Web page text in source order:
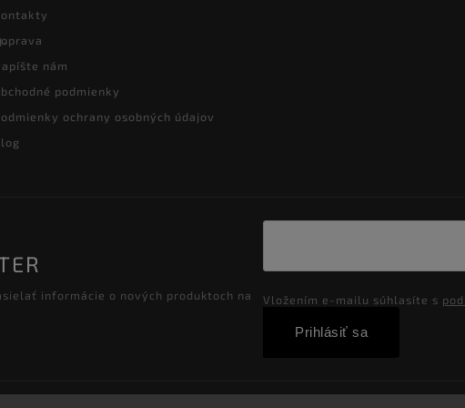
nám
podmienky
ochrany osobných údajov
informácie o nových produktoch na
Vložením e-mailu súhlasíte s
Prihlásiť sa